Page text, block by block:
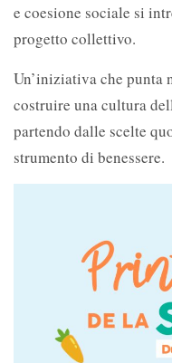
e coesione sociale si
progetto collettivo.
Un’iniziativa che punta
costruire una cultura
partendo dalle scelte
strumento di benessere.